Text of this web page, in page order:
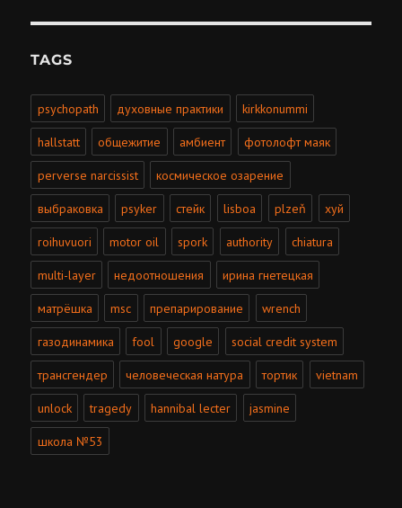
TAGS
psychopath духовные практики kirkkonummi
hallstatt общежитие амбиент фотолофт маяк
perverse narcissist космическое озарение
выбраковка psyker стейк lisboa plzeň хуй
roihuvuori motor oil spork authority chiatura
multi-layer недоотношения ирина гнетецкая
матрёшка msc препарирование wrench
газодинамика fool google social credit system
трансгендер человеческая натура тортик vietnam
unlock tragedy hannibal lecter jasmine
школа №53